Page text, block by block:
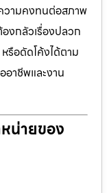
วามคงทนต่อสภาพ
งกลัวเรื่องปลวก
รือดัดโค้งได้ตาม
อาชีพและงาน
หน่ายของ